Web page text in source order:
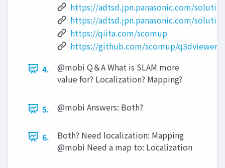
https://adtsd.jpn.panasonic.com/
https://adtsd.jpn.panasonic.com/
https://qiita.com/scomup
https://github.com/scomup/q3dviewer
4.
@mobi Q＆A What is SLAM more
value for? Localization? Mapping?
5. @mobi Answers: Both?
6.
Both? Need localization: Mapping
@mobi Need a map to: Localization